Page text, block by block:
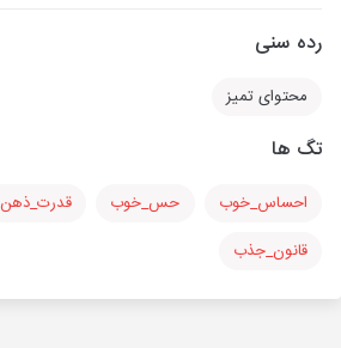
رده سنی
محتوای تمیز
تگ ها
احساس_خوب حس_خوب قدرت_ذهن
قانون_جذب